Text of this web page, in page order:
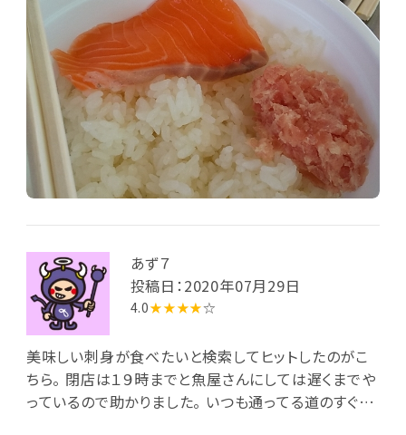
あず７
投稿日：2020年07月29日
4.0★★★★☆
美味しい刺身が食べたいと検索してヒットしたのがこ
ちら。 閉店は１９時までと魚屋さんにしては遅くまでや
っているので助かりました。 いつも通ってる道のすぐそ